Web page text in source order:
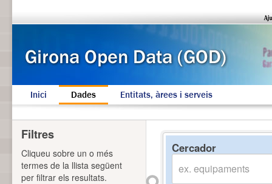
Inici Dades Entitats, àrees i serveis
Cercador
Filtres
Cliqueu sobre un o més
termes de la llista següent
per filtrar els resultats.